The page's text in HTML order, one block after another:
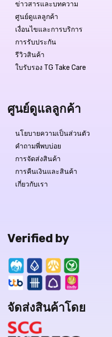
ข่าวสารและบทความ
ศูนย์ดูแลลูกค้า
เงื่อนไขและการบริการ
การรับประกัน
รีวิวสินค้า
ใบรับรอง TG Take Care
ศูนย์ดูแลลูกค้า
นโยบายความเป็นส่วนตัว
คำถามพี่พบบ่อย
การจัดส่งสินค้า
การคืนเงินและสินค้า
เกี่ยวกับเรา
Verified by
จัดส่งสินค้าโดย